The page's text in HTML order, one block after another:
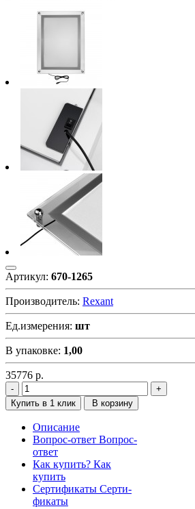
Артикул: 670-1265
Производитель: Rexant
Ед.измерения: шт
В упаковке: 1,00
35776 р.
Купить в 1 клик В корзину
Описание
Вопрос-ответ Вопрос-
ответ
Как купить? Как
купить
Сертификаты Серти-
фикаты